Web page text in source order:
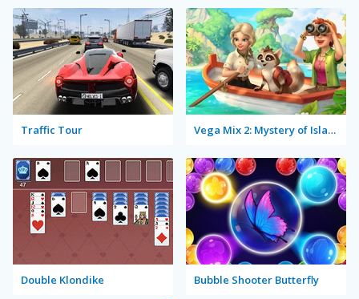
Traffic Tour Vega Mix 2: Mystery of Island
Double Klondike Bubble Shooter Butterfly